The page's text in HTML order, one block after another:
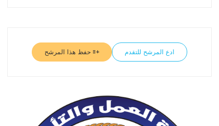
ادع المرشح للتقدم حفظ هذا المرشح